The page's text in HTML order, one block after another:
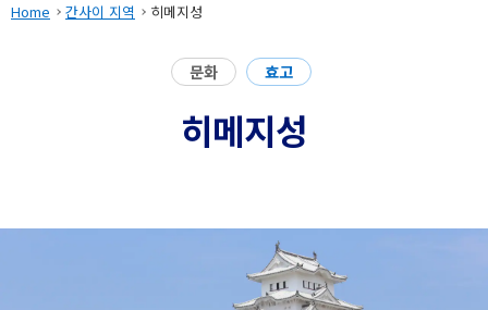
Home 간사이 지역 히메지성
문화 효고
히메지성